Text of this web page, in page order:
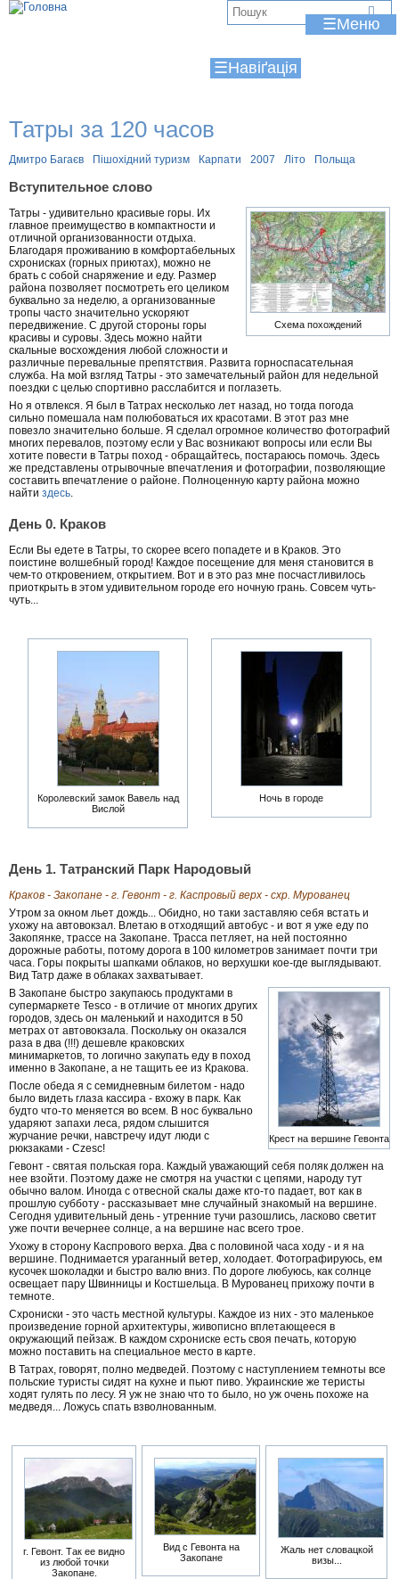
Jump to navigation
☰
☰
Татры за 120 часов
Дмитро Багаєв Пішохідний туризм Карпати 2007 Літо Польща
Вступительное слово
Схема похождений
Татры - удивительно красивые горы. Их
главное преимущество в компактности и
отличной организованности отдыха.
Благодаря проживанию в комфортабельных
схронисках (горных приютах), можно не
брать с собой снаряжение и еду. Размер
района позволяет посмотреть его целиком
буквально за неделю, а организованные
тропы часто значительно ускоряют
передвижение. С другой стороны горы
красивы и суровы. Здесь можно найти
скальные восхождения любой сложности и
различные перевальные препятствия. Развита горноспасательная
служба. На мой взгляд Татры - это замечательный район для недельной
поездки с целью спортивно расслабится и поглазеть.
Но я отвлекся. Я был в Татрах несколько лет назад, но тогда погода
сильно помешала нам полюбоваться их красотами. В этот раз мне
повезло значительно больше. Я сделал огромное количество фотографий
многих перевалов, поэтому если у Вас возникают вопросы или если Вы
хотите повести в Татры поход - обращайтесь, постараюсь помочь. Здесь
же представлены отрывочные впечатления и фотографии, позволяющие
составить впечатление о районе. Полноценную карту района можно
найти здесь.
День 0. Краков
Если Вы едете в Татры, то скорее всего попадете и в Краков. Это
поистине волшебный город! Каждое посещение для меня становится в
чем-то откровением, открытием. Вот и в это раз мне посчастливилось
приоткрыть в этом удивительном городе его ночную грань. Совсем чуть-
чуть...
Королевский замок Вавель над
Вислой
Ночь в городе
День 1. Татранский Парк Народовый
Краков - Закопане - г. Гевонт - г. Каспровый верх - схр. Мурованец
Утром за окном льет дождь... Обидно, но таки заставляю себя встать и
ухожу на автовокзал. Влетаю в отходящий автобус - и вот я уже еду по
Закопянке, трассе на Закопане. Трасса петляет, на ней постоянно
дорожные работы, потому дорога в 100 километров занимает почти три
часа. Горы покрыты шапками облаков, но верхушки кое-где выглядывают.
Вид Татр даже в облаках захватывает.
Крест на вершине Гевонта
В Закопане быстро закупаюсь продуктами в
супермаркете Tesco - в отличие от многих других
городов, здесь он маленький и находится в 50
метрах от автовокзала. Поскольку он оказался
раза в два (!!!) дешевле краковских
минимаркетов, то логично закупать еду в поход
именно в Закопане, а не тащить ее из Кракова.
После обеда я с семидневным билетом - надо
было видеть глаза кассира - вхожу в парк. Как
будто что-то меняется во всем. В нос буквально
ударяют запахи леса, рядом слышится
журчание речки, навстречу идут люди с
рюкзаками - Czesc!
Гевонт - святая польская гора. Каждый уважающий себя поляк должен на
нее взойти. Поэтому даже не смотря на участки с цепями, народу тут
обычно валом. Иногда с отвесной скалы даже кто-то падает, вот как в
прошлую субботу - рассказывает мне случайный знакомый на вершине.
Сегодня удивительный день - утренние тучи разошлись, ласково светит
уже почти вечернее солнце, а на вершине нас всего трое.
Ухожу в сторону Каспрового верха. Два с половиной часа ходу - и я на
вершине. Поднимается ураганный ветер, холодает. Фотографируюсь, ем
кусочек шоколадки и быстро валю вниз. По дороге любуюсь, как солнце
освещает пару Швинницы и Костшельца. В Мурованец прихожу почти в
темноте.
Схрониски - это часть местной культуры. Каждое из них - это маленькое
произведение горной архитектуры, живописно вплетающееся в
окружающий пейзаж. В каждом схрониске есть своя печать, которую
можно поставить на специальное место в карте.
В Татрах, говорят, полно медведей. Поэтому с наступлением темноты все
польские туристы сидят на кухне и пьют пиво. Украинские же теристы
ходят гулять по лесу. Я уж не знаю что то было, но уж очень похоже на
медведя... Ложусь спать взволнованным.
г. Гевонт. Так ее видно
из любой точки
Закопане.
Вид с Гевонта на
Закопане
Жаль нет словацкой
визы...